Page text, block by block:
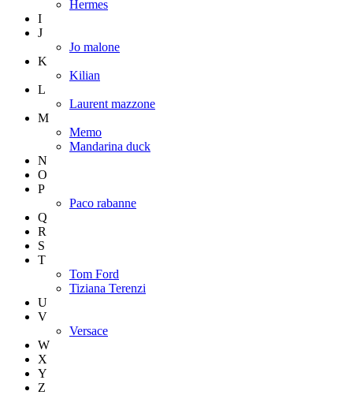
Hermes
I
J
Jo malone
K
Kilian
L
Laurent mazzone
M
Memo
Mandarina duck
N
O
P
Paco rabanne
Q
R
S
T
Tom Ford
Tiziana Terenzi
U
V
Versace
W
X
Y
Z